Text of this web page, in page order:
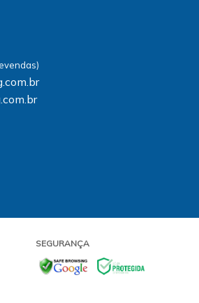
SEGURANÇA